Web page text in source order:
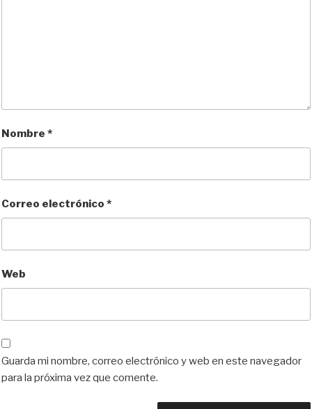
Nombre *
Correo electrónico *
Web
Guarda mi nombre, correo electrónico y web en este navegador
para la próxima vez que comente.